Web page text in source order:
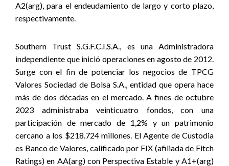
A2(arg), para el endeudamiento de largo y corto plazo,
respectivamente.
Southern Trust S.G.F.C.I.S.A., es una Administradora
independiente que inició operaciones en agosto de 2012.
Surge con el fin de potenciar los negocios de TPCG
Valores Sociedad de Bolsa S.A., entidad que opera hace
más de dos décadas en el mercado. A fines de octubre
2023 administraba veinticuatro fondos, con una
participación de mercado de 1,2% y un patrimonio
cercano a los $218.724 millones. El Agente de Custodia
es Banco de Valores, calificado por FIX (afiliada de Fitch
Ratings) en AA(arg) con Perspectiva Estable y A1+(arg)